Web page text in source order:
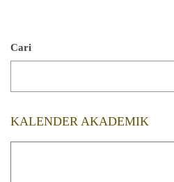
Cari
KALENDER AKADEMIK